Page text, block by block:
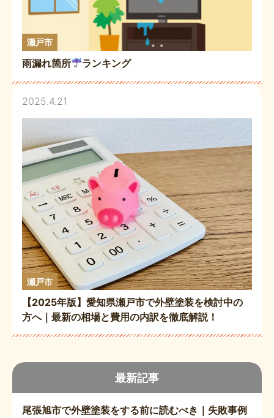
最新記事
尾張旭市で外壁塗装をする前に読むべき｜失敗事例
瀬戸市
雨漏れ箇所 ランキング
2025.4.21
瀬戸市
【2025年版】愛知県瀬戸市で外壁塗装を検討中の
方へ｜最新の相場と費用の内訳を徹底解説！